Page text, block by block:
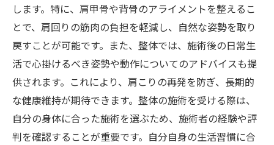
自分に合った施術の見つけ方
整体とマッサージの違いを理解する
せんげん台駅で肩こり改善整体とマッサージの
ベストな選択とは
肩こりに効く施術の比較
整体とマッサージの組み合わせの効果
自身の症状に合った施術の選択
します。特に、肩甲骨や背骨のアライメントを整えるこ
とで、肩回りの筋肉の負担を軽減し、自然な姿勢を取り
戻すことが可能です。また、整体では、施術後の日常生
活で心掛けるべき姿勢や動作についてのアドバイスも提
供されます。これにより、肩こりの再発を防ぎ、長期的
な健康維持が期待できます。整体の施術を受ける際は、
自分の身体に合った施術を選ぶため、施術者の経験や評
判を確認することが重要です。自分自身の生活習慣に合